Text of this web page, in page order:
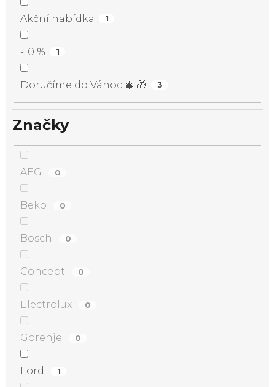
Akční nabídka 1
-10 % 1
Doručíme do Vánoc 🎄 🎁 3
Značky
AEG 0
Beko 0
Bosch 0
Concept 0
Electrolux 0
Gorenje 0
Lord 1